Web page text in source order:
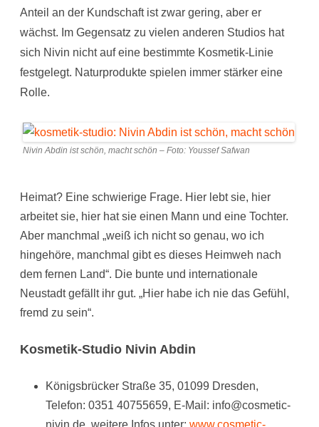
Anteil an der Kundschaft ist zwar gering, aber er
wächst. Im Gegensatz zu vielen anderen Studios hat
sich Nivin nicht auf eine bestimmte Kosmetik-Linie
festgelegt. Naturprodukte spielen immer stärker eine
Rolle.
Nivin Abdin ist schön, macht schön – Foto: Youssef Safwan
Heimat? Eine schwierige Frage. Hier lebt sie, hier
arbeitet sie, hier hat sie einen Mann und eine Tochter.
Aber manchmal „weiß ich nicht so genau, wo ich
hingehöre, manchmal gibt es dieses Heimweh nach
dem fernen Land“. Die bunte und internationale
Neustadt gefällt ihr gut. „Hier habe ich nie das Gefühl,
fremd zu sein“.
Kosmetik-Studio Nivin Abdin
Königsbrücker Straße 35, 01099 Dresden,
Telefon: 0351 40755659, E-Mail: info@cosmetic-
nivin.de, weitere Infos unter: www.cosmetic-